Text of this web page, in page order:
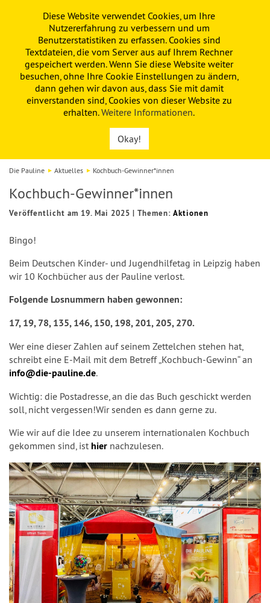
PAULINE KITA FÖRDERVEREIN
Die Pauline Aktuelles Kochbuch-Gewinner*innen
Kochbuch-Gewinner*innen
Veröffentlicht am 19. Mai 2025 | Themen: Aktionen
Bingo!
Beim Deutschen Kinder- und Jugendhilfetag in Leipzig haben
wir 10 Kochbücher aus der Pauline verlost.
Folgende Losnummern haben gewonnen:
17, 19, 78, 135, 146, 150, 198, 201, 205, 270.
Wer eine dieser Zahlen auf seinem Zettelchen stehen hat,
schreibt eine E-Mail mit dem Betreff „Kochbuch-Gewinn“ an
info@die-pauline.de.
Wichtig: die Postadresse, an die das Buch geschickt werden
soll, nicht vergessen!Wir senden es dann gerne zu.
Wie wir auf die Idee zu unserem internationalen Kochbuch
gekommen sind, ist hier nachzulesen.
Diese Website verwendet Cookies, um Ihre
Nutzererfahrung zu verbessern und um
Benutzerstatistiken zu erfassen. Cookies sind
Textdateien, die vom Server aus auf Ihrem Rechner
gespeichert werden. Wenn Sie diese Website weiter
besuchen, ohne Ihre Cookie Einstellungen zu ändern,
dann gehen wir davon aus, dass Sie mit damit
einverstanden sind, Cookies von dieser Website zu
erhalten.Weitere Informationen.
Okay!